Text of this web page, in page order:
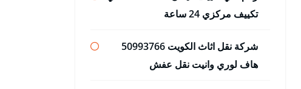
تكييف مركزي 24 ساعة
شركة نقل اثاث الكويت 50993766
هاف لوري وانيت نقل عفش